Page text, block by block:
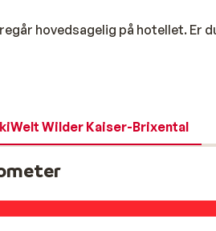
hovedsagelig på hotellet. Er
sammenkoblede områder
Brixen im Thale og
meter over havets overflade.
og tre funparks.
de lange liftkøer, og du vil
Wilder Kaiser-Brixental